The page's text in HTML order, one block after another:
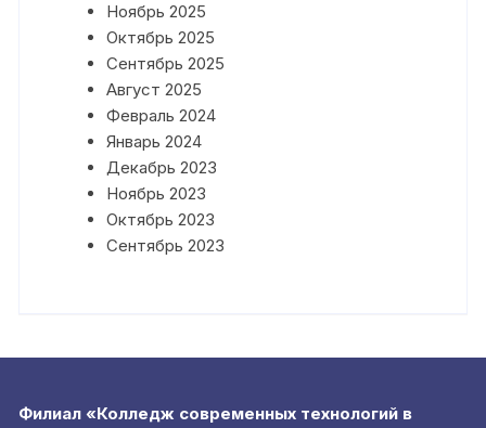
Ноябрь 2025
Октябрь 2025
Сентябрь 2025
Август 2025
Февраль 2024
Январь 2024
Декабрь 2023
Ноябрь 2023
Октябрь 2023
Сентябрь 2023
Филиал «Колледж современных технологий в